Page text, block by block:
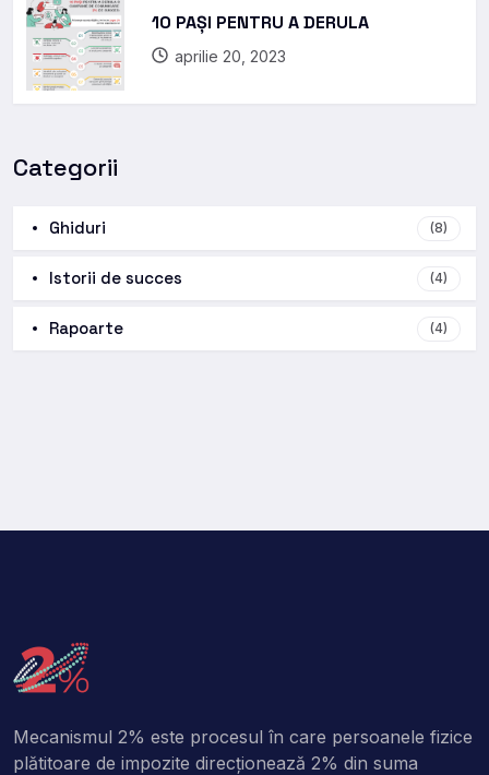
10 PAȘI PENTRU A DERULA
aprilie 20, 2023
Categorii
Ghiduri (8)
Istorii de succes (4)
Rapoarte (4)
Mecanismul 2% este procesul în care persoanele fizice
plătitoare de impozite direcţionează 2% din suma